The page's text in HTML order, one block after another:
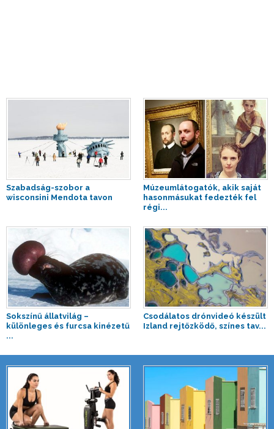
Szabadság-szobor a
wisconsini Mendota tavon
Múzeumlátogatók, akik saját
hasonmásukat fedezték fel
régi...
Sokszínű állatvilág –
különleges és furcsa kinézetű
...
Csodálatos drónvideó készült
Izland rejtőzködő, színes tav...